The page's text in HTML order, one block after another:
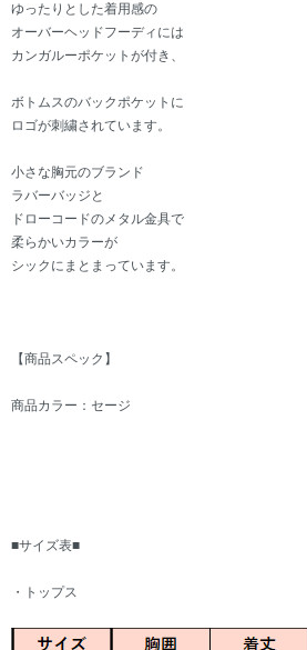
ゆったりとした着用感の
オーバーヘッドフーディには
カンガルーポケットが付き、
ボトムスのバックポケットに
ロゴが刺繍されています。
小さな胸元のブランド
ラバーバッジと
ドローコードのメタル金具で
柔らかいカラーが
シックにまとまっています。
【商品スペック】
商品カラー：セージ
■サイズ表■
・トップス